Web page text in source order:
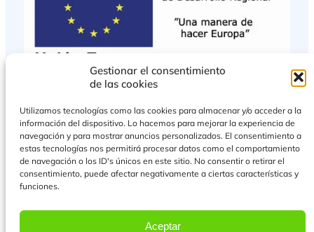
Gestionar el consentimiento
de las cookies
Utilizamos tecnologías como las cookies para almacenar y/o acceder a la
información del dispositivo. Lo hacemos para mejorar la experiencia de
navegación y para mostrar anuncios personalizados. El consentimiento a
estas tecnologías nos permitirá procesar datos como el comportamiento
de navegación o los ID's únicos en este sitio. No consentir o retirar el
consentimiento, puede afectar negativamente a ciertas características y
funciones.
Aceptar
PROYECTO COFINANCIADO POR EL FONDO EUROPEO DE DESARROLLO